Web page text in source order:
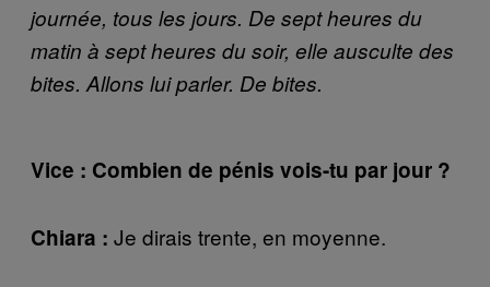
journée, tous les jours. De sept heures du
matin à sept heures du soir, elle ausculte des
bites. Allons lui parler. De bites.
Vice : Combien de pénis vois-tu par jour ?
Chiara : Je dirais trente, en moyenne.